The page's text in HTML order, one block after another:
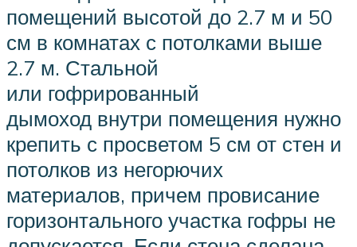
помещений высотой до 2.7 м и 50
см в комнатах с потолками выше
2.7 м. Стальной
или гофрированный
дымоход внутри помещения нужно
крепить с просветом 5 см от стен и
потолков из негорючих
материалов, причем провисание
горизонтального участка гофры не